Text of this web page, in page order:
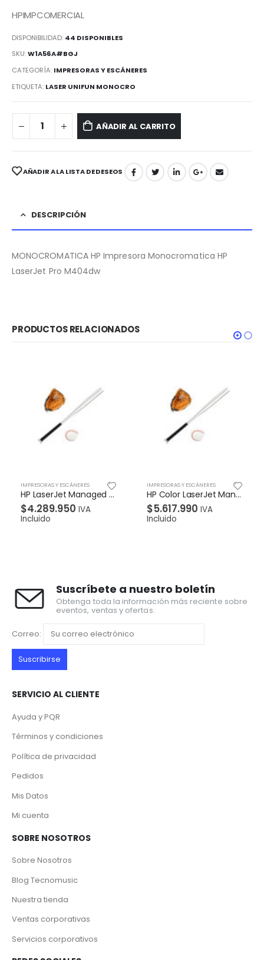
HPIMPCOMERCIAL
DISPONIBILIDAD: 44 DISPONIBLES
SKU:W1A56A#BGJ
CATEGORÍA: IMPRESORAS Y ESCÁNERES
ETIQUETA: LASER UNIFUN MONOCRO
AÑADIR AL CARRITO
AÑADIR A LA LISTA DE DESEOS
DESCRIPCIÓN
MONOCROMATICA HP Impresora Monocromatica HP
LaserJet Pro M404dw
PRODUCTOS RELACIONADOS
HP LaserJet Managed MFP E42540f
IMPRESORAS Y ESCÁNERES
HP Color LaserJet Managed MFP E47528f
$5.617.990
IMPRESORAS Y ESCÁNERES
$3.907.960
Suscríbete a nuestro boletín
Obtenga toda la información más reciente sobre
eventos, ventas y ofertas.
Correo:
SERVICIO AL CLIENTE
Ayuda y PQR
Términos y condiciones
Política de privacidad
Pedidos
Mis Datos
Mi cuenta
SOBRE NOSOTROS
Sobre Nosotros
Blog Tecnomusic
Nuestra tienda
Ventas corporativas
Servicios corporativos